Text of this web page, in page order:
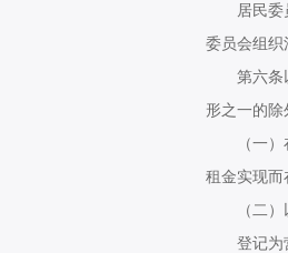
居民委员
委员会组织
第六条以
形之一的除
（一）在
租金实现而
（二）以
登记为营